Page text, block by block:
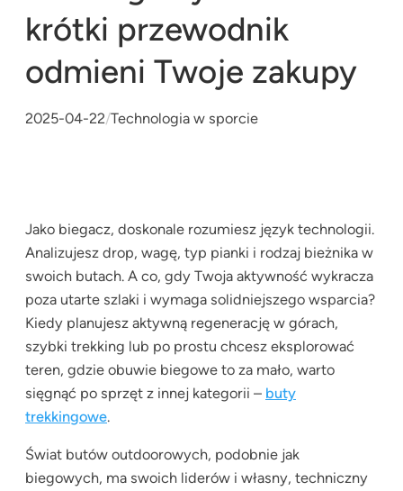
krótki przewodnik
odmieni Twoje zakupy
2025-04-22/Technologia w sporcie
Jako biegacz, doskonale rozumiesz język technologii.
Analizujesz drop, wagę, typ pianki i rodzaj bieżnika w
swoich butach. A co, gdy Twoja aktywność wykracza
poza utarte szlaki i wymaga solidniejszego wsparcia?
Kiedy planujesz aktywną regenerację w górach,
szybki trekking lub po prostu chcesz eksplorować
teren, gdzie obuwie biegowe to za mało, warto
sięgnąć po sprzęt z innej kategorii – buty
trekkingowe.
Świat butów outdoorowych, podobnie jak
biegowych, ma swoich liderów i własny, techniczny